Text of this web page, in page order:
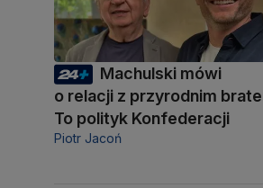
Machulski mówi
o relacji z przyrodnim
To polityk Konfederacji
Piotr Jacoń